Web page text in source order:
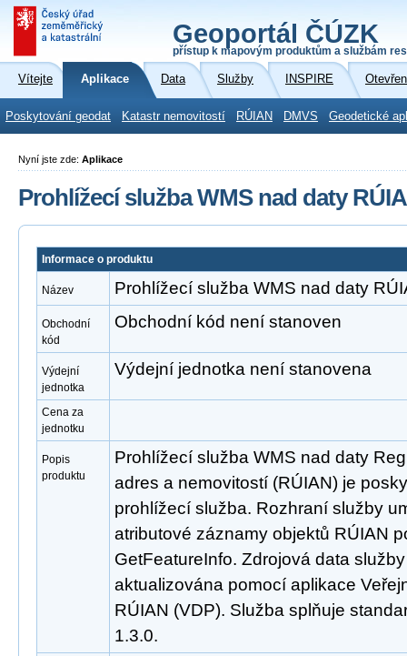
Geoportál ČÚZK
přístup k mapovým produktům a službám
Vítejte Aplikace Data Služby INSPIRE
Poskytování geodat Katastr nemovitostí RÚIAN DMVS Geodetické
Nyní jste zde: Aplikace
Prohlížecí služba WMS nad daty
Informace o produktu
Název Prohlížecí služba WMS nad daty
Obchodní
kód
Obchodní kód není stanoven
Výdejní
jednotka
Výdejní jednotka není stanovena
Cena za
jednotku
Popis
produktu
Prohlížecí služba WMS nad daty
adres a nemovitostí (RÚIAN) je
prohlížecí služba. Rozhraní služby
atributové záznamy objektů RÚIAN
GetFeatureInfo. Zdrojová data
aktualizována pomocí aplikace
RÚIAN (VDP). Služba splňuje
1.3.0.